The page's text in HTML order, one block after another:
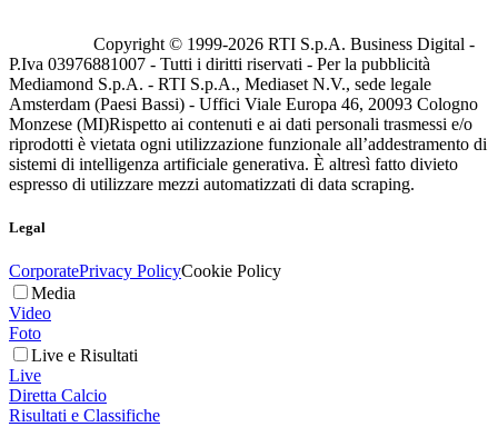
Copyright © 1999-2026 RTI S.p.A. Business Digital -
P.Iva 03976881007 - Tutti i diritti riservati - Per la pubblicità
Mediamond S.p.A. - RTI S.p.A., Mediaset N.V., sede legale
Amsterdam (Paesi Bassi) - Uffici Viale Europa 46, 20093 Cologno
Monzese (MI)Rispetto ai contenuti e ai dati personali trasmessi e/o
riprodotti è vietata ogni utilizzazione funzionale all’addestramento di
sistemi di intelligenza artificiale generativa. È altresì fatto divieto
espresso di utilizzare mezzi automatizzati di data scraping.
Legal
CorporatePrivacy PolicyCookie Policy
Media
Video
Foto
Live e Risultati
Live
Diretta Calcio
Risultati e Classifiche